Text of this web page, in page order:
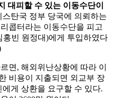
대피할 수 있는 이동수단이
탄국 정부 당국에 의뢰하는
콥터라는 이동수단을 피고
빈 원정대)에게 투입하였다
면, 해외위난상황에 따라 이
비용이 지출되면 외교부 장
게 상환을 요구할 수 있다.